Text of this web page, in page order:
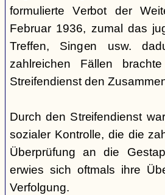
formulierte Verbot der
Februar 1936, zumal das
Treffen, Singen usw.
zahlreichen Fällen
Streifendienst den
Durch den Streifendienst
sozialer Kontrolle, die die
Überprüfung an die
erwies sich oftmals ihre
Verfolgung.